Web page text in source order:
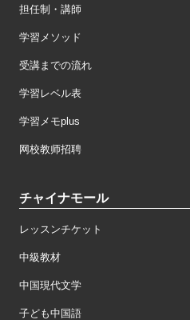
担任制・講師
学習メソッド
受講までの流れ
学習レベル表
学習メモplus
网校教师招聘
チャイナモール
レッスンチケット
中級教材
中国現代文学
子ども中国語